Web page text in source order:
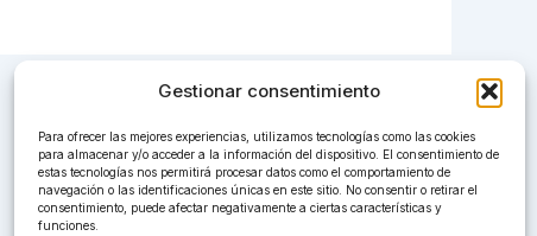
Gestionar consentimiento
Para ofrecer las mejores experiencias, utilizamos tecnologías como las cookies
para almacenar y/o acceder a la información del dispositivo. El consentimiento de
estas tecnologías nos permitirá procesar datos como el comportamiento de
navegación o las identificaciones únicas en este sitio. No consentir o retirar el
consentimiento, puede afectar negativamente a ciertas características y
funciones.